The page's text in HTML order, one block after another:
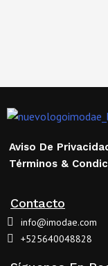
Aviso De
Términos &
Contacto
info@imodae.com
+525640048828